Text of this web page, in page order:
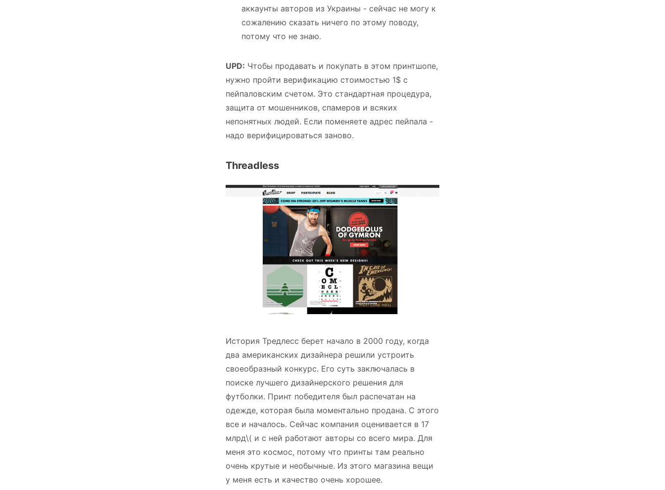
аккаунты авторов из Украины - сейчас не могу к
сожалению сказать ничего по этому поводу,
потому что не знаю.
UPD: Чтобы продавать и покупать в этом принтшопе,
нужно пройти верификацию стоимостью 1$ с
пейпаловским счетом. Это стандартная процедура,
защита от мошенников, спамеров и всяких
непонятных людей. Если поменяете адрес пейпала -
надо верифицироваться заново.
Threadless
История Тредлесс берет начало в 2000 году, когда
два американских дизайнера решили устроить
своеобразный конкурс. Его суть заключалась в
поиске лучшего дизайнерского решения для
футболки. Принт победителя был распечатан на
одежде, которая была моментально продана. С этого
все и началось. Сейчас компания оценивается в 17
млрд\( и с ней работают авторы со всего мира. Для
меня это космос, потому что принты там реально
очень крутые и необычные. Из этого магазина вещи
у меня есть и качество очень хорошее.